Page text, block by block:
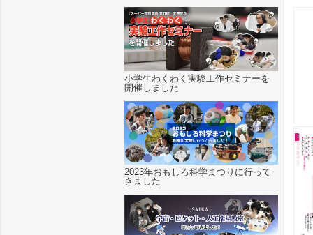
小学生わくわく実験工作セミナーを
開催しました
2023年おもしろ科学まつりに行って
きました